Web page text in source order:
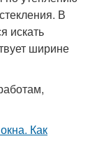
В
искать
ширине